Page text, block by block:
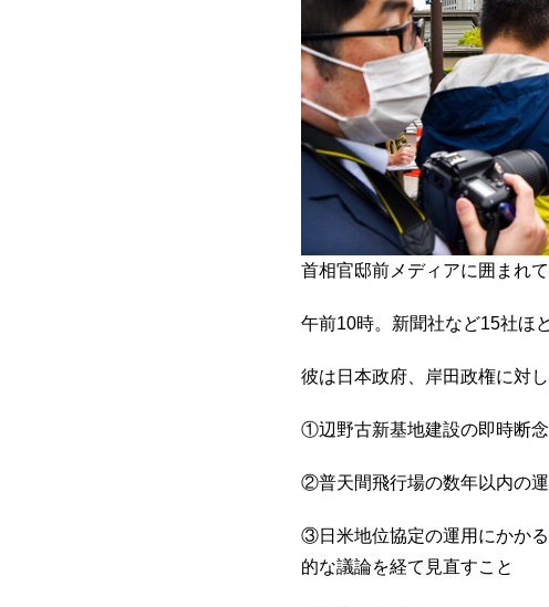
首相官邸前メディアに囲まれ
午前10時。新聞社など15社ほ
彼は日本政府、岸田政権に対
①辺野古新基地建設の即時断念
②普天間飛行場の数年以内の
③日米地位協定の運用にかか
的な議論を経て見直すこと